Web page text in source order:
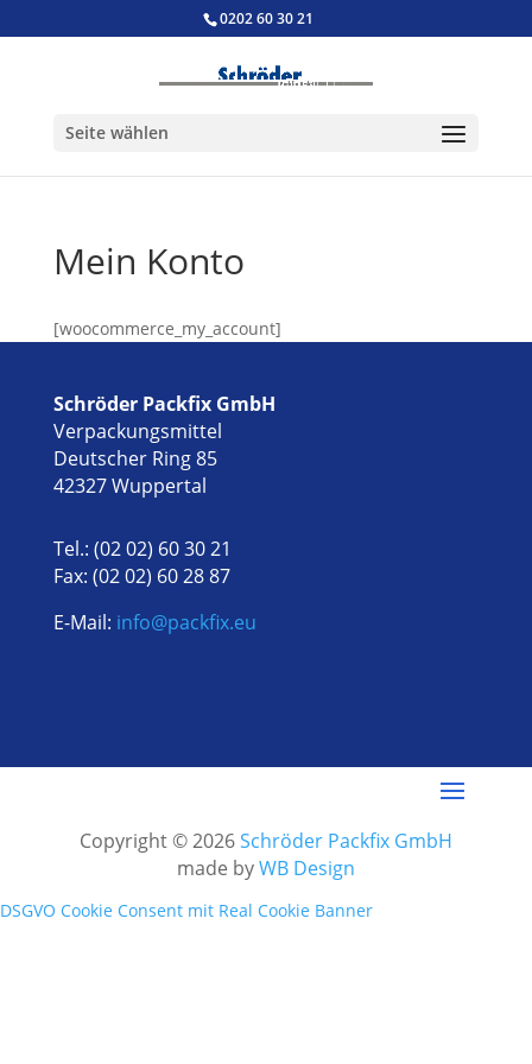
0202 60 30 21
Seite wählen
Mein Konto
[woocommerce_my_account]
Schröder Packfix GmbH
Verpackungsmittel
Deutscher Ring 85
42327 Wuppertal
Tel.: (02 02) 60 30 21
Fax: (02 02) 60 28 87
E-Mail: info@packfix.eu
Copyright © 2026Schröder Packfix GmbH
made byWB Design
DSGVO Cookie Consent mit Real Cookie Banner